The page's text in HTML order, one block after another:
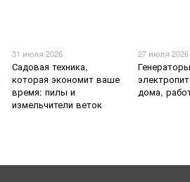
31 июля 2026
Садовая техника,
которая экономит ваше
время: пилы и
измельчители веток
27 июля 2026
дома,